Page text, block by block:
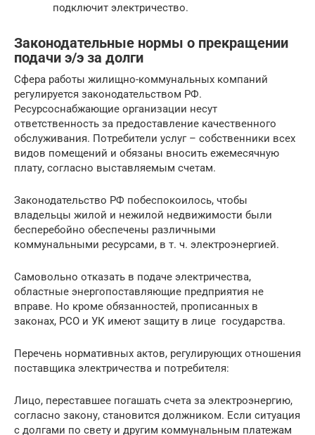
подключит электричество.
Законодательные нормы о прекращении
подачи э/э за долги
Сфера работы жилищно-коммунальных компаний
регулируется законодательством РФ.
Ресурсоснабжающие организации несут
ответственность за предоставление качественного
обслуживания. Потребители услуг – собственники всех
видов помещений и обязаны вносить ежемесячную
плату, согласно выставляемым счетам.
Законодательство РФ побеспокоилось, чтобы
владельцы жилой и нежилой недвижимости были
бесперебойно обеспечены различными
коммунальными ресурсами, в т. ч. электроэнергией.
Самовольно отказать в подаче электричества,
областные энергопоставляющие предприятия не
вправе. Но кроме обязанностей, прописанных в
законах, РСО и УК имеют защиту в лице государства.
Перечень нормативных актов, регулирующих отношения
поставщика электричества и потребителя:
Лицо, переставшее погашать счета за электроэнергию,
согласно закону, становится должником. Если ситуация
с долгами по свету и другим коммунальным платежам